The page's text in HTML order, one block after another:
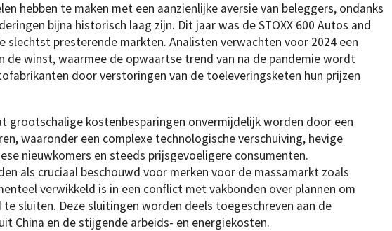
hebben te maken met een aanzienlijke aversie van beleggers, ondanks
bijna historisch laag zijn. Dit jaar was de STOXX 600 Autos and
slechtst presterende markten. Analisten verwachten voor 2024 een
de winst, waarmee de opwaartse trend van na de pandemie wordt
door verstoringen van de toeleveringsketen hun prijzen
grootschalige kostenbesparingen onvermijdelijk worden door een
waaronder een complexe technologische verschuiving, hevige
nieuwkomers en steeds prijsgevoeligere consumenten.
als cruciaal beschouwd voor merken voor de massamarkt zoals
verwikkeld is in een conflict met vakbonden over plannen om
sluiten. Deze sluitingen worden deels toegeschreven aan de
China en de stijgende arbeids- en energiekosten.